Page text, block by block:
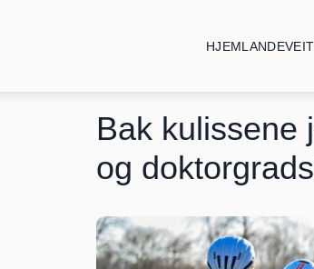
HJEMLANDEVEI
Bak kulissene
og